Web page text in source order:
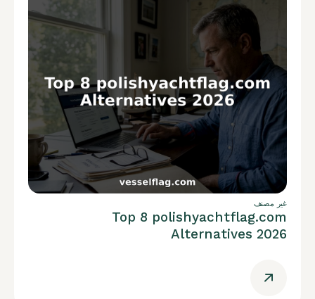
غير مصنف
Top 8 polishyachtflag.com
Alternatives 2026